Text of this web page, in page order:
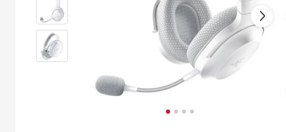
7.
Camaras Seguridad
8.
Parlantes Bluetooth
9.
Smartwach
10.
Accesorios Computo